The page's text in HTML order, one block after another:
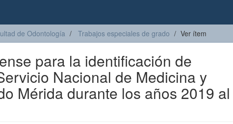
de Odontología Trabajos especiales de grado Ver ítem
para la identificación de
Nacional de Medicina y
Mérida durante los años 2019 al